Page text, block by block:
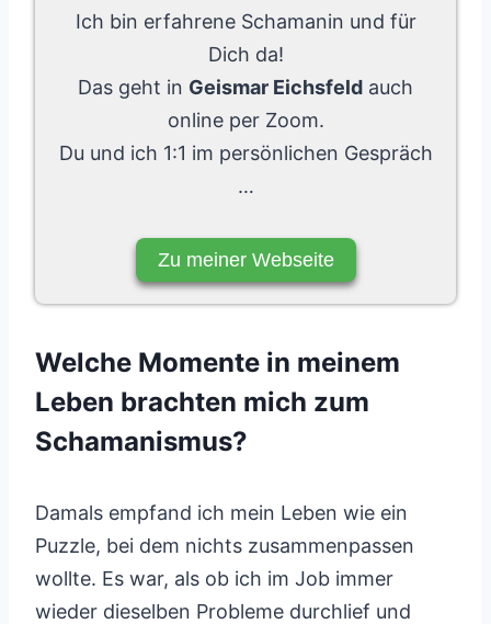
Ich bin erfahrene Schamanin und für
Dich da!
Das geht in Geismar Eichsfeld auch
online per Zoom.
Du und ich 1:1 im persönlichen Gespräch
…
Zu meiner Webseite
Welche Momente in meinem
Leben brachten mich zum
Schamanismus?
Damals empfand ich mein Leben wie ein
Puzzle, bei dem nichts zusammenpassen
wollte. Es war, als ob ich im Job immer
wieder dieselben Probleme durchlief und